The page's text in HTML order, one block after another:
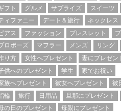
フト
グルメ サプライズ スイーツ
ィファニー
デート＆旅行 ネックレス
アス
ファッション ブレスレット
ロポーズ
マフラー メンズ リング
り方
女性へプレゼント
妻にプレゼン
供へのプレゼント
学生
家でお祝い
族へプレゼント
彼女へプレゼント
彼
輪
旅行 日用品 旦那にプレゼント
の日のプレゼント
母親にプレゼント